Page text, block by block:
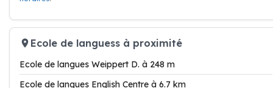
Ecole de languess à proximité
Ecole de langues Weippert D. à 248 m
Ecole de langues English Centre à 6.7 km